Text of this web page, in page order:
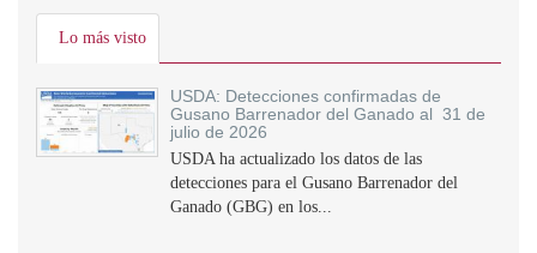
Lo más visto
USDA: Detecciones confirmadas de
Gusano Barrenador del Ganado al 31 de
julio de 2026
USDA ha actualizado los datos de las
detecciones para el Gusano Barrenador del
Ganado (GBG) en los...